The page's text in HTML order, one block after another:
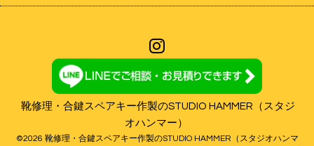
靴修理・合鍵スペアキー作製のSTUDIO HAMMER（スタジ
オハンマー）
©2026 靴修理・合鍵スペアキー作製のSTUDIO HAMMER（スタジオハンマ